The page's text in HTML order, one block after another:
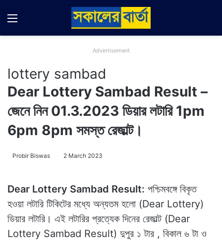
Menu
Advertisement
lottery sambad
Dear Lottery Sambad Result –
জেনে নিন 01.3.2023 ডিয়ার লটারি 1pm
6pm 8pm সমস্ত রেজাল্ট।
Probir Biswas 2 March 2023
Dear Lottery Sambad Result: পশ্চিমবঙ্গে বিকৃত
হওয়া লটারি টিকিটের মধ্যে অন্যতম হলো (Dear Lottery)
ডিয়ার লটারি। এই লটারির প্রত্যেক দিনের রেজাল্ট (Dear
Lottery Sambad Result) দুপুর ১ টার , বিকাল ৬ টা ও